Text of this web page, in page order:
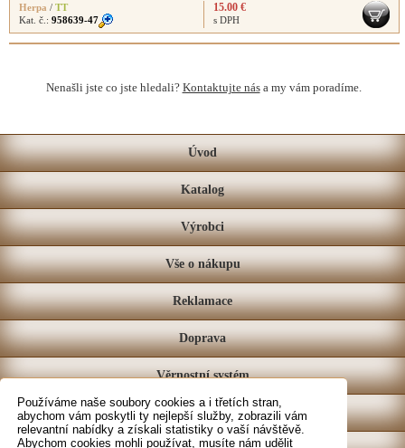
Používáme naše soubory cookies a i třetích stran,
abychom vám poskytli ty nejlepší služby, zobrazili vám
relevantní nabídky a získali statistiky o vaší návštěvě.
Abychom cookies mohli používat, musíte nám udělit
Herpa / TT
Kat. č.: 958639-47
15.00 €
s DPH
Nenašli jste co jste hledali? Kontaktujte nása my vám poradíme.
Úvod
Katalog
Výrobci
Vše o nákupu
Reklamace
Doprava
Věrnostní systém
Prodejna